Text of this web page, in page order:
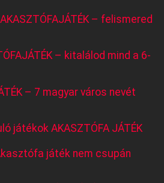
– felismered
– kitalálod mind a 6-
– 7 magyar város nevét
játékok AKASZTÓFA JÁTÉK
játék nem csupán